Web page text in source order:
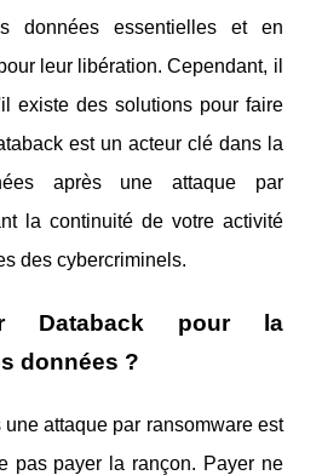
données essentielles et en
leur libération. Cependant, il
existe des solutions pour faire
est un acteur clé dans la
après une attaque par
la continuité de votre activité
des cybercriminels.
Databack pour la
données ?
une attaque par ransomware est
pas payer la rançon. Payer ne